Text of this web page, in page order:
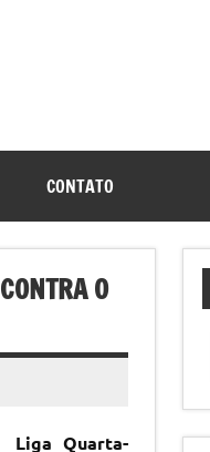
CONTATO
O
Liga Quarta-